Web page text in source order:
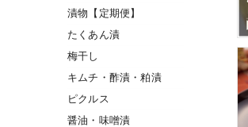
漬物【定期便】
たくあん漬
梅干し
キムチ・酢漬・粕漬
ピクルス
醤油・味噌漬